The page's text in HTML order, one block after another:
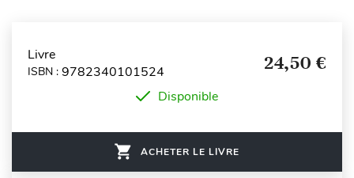
Livre
ISBN : 9782340101524 24,50 €
Disponible
ACHETER LE LIVRE